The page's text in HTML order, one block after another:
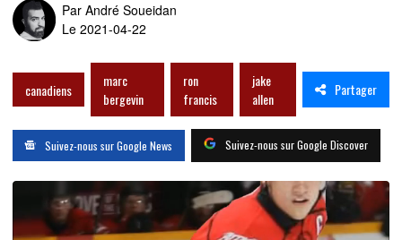
Par André Soueidan
Le 2021-04-22
canadiens
marc
bergevin
ron
francis
jake
allen
Partager
Suivez-nous sur Google News Suivez-nous sur Google Discover